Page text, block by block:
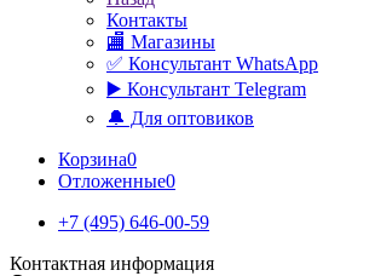
Контакты
🏬 Магазины
✅️ Консультант WhatsApp
▶️ Консультант Telegram
🔔 Для оптовиков
Корзина0
Отложенные0
+7 (495) 646-00-59
Контактная информация